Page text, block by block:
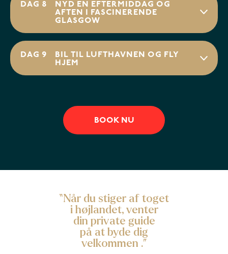
DAG 8
NYD EN EFTERMIDDAG OG
AFTEN I FASCINERENDE
GLASGOW
DAG 9
BIL TIL LUFTHAVNEN OG FLY
HJEM
BOOK NU
“Når du stiger af toget
i højlandet, venter
din private guide
på at byde dig
velkommen .”